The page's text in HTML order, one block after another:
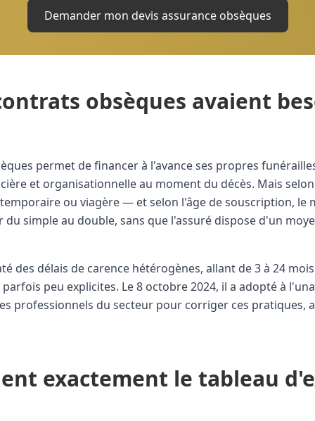
Demander mon devis assurance obsèques
obsèques avaient
permet de financer à l'avance ses propres
et organisationnelle au moment du décès. Mais
ou viagère — et selon l'âge de souscription, le
simple au double, sans que l'assuré dispose d'un
des délais de carence hétérogènes, allant de 3 à 24
peu explicites. Le 8 octobre 2024, il a adopté à
professionnels du secteur pour corriger ces pratiques,
exactement le tableau